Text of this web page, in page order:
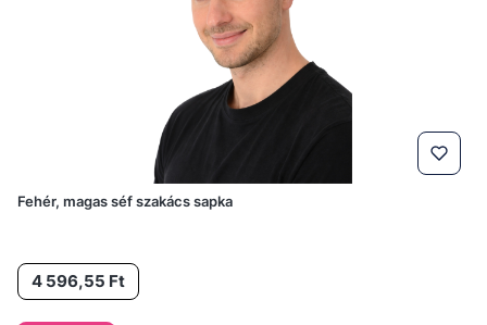
Fehér, magas séf szakács sapka
Ár 4 596,55 Ft